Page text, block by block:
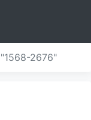
2676"